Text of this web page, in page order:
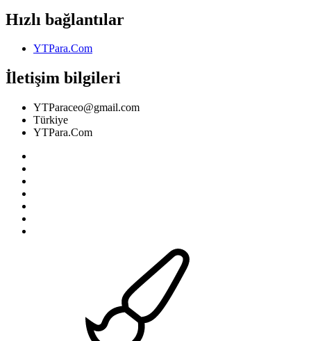
Hızlı bağlantılar
YTPara.Com
İletişim bilgileri
YTParaceo@gmail.com
Türkiye
YTPara.Com